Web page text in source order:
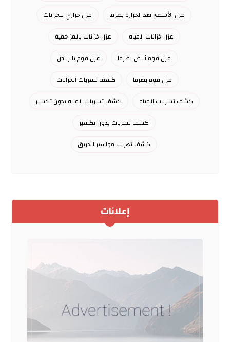
عزل الأسطح ضد الحرارة بضرما
عزل حراري للخزانات
عزل خزانات المياه
عزل خزانات بالمزاحمية
عزل فوم أبيض بضرما
عزل فوم بالرياض
عزل فوم بضرما
كشف تسربات الخزانات
كشف تسربات المياه
كشف تسربات المياه بدون تكسير
كشف تسربات بدون تكسير
كشف تهريب مواسير الحريق
إعلانات